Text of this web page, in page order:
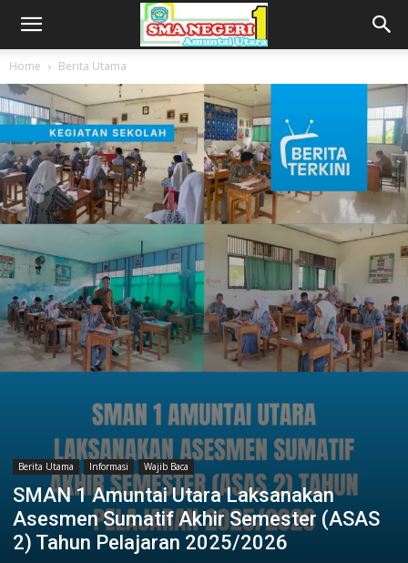
Home Berita Utama
Berita Utama Informasi Wajib Baca
SMAN 1 Amuntai Utara Laksanakan
Asesmen Sumatif Akhir Semester (ASAS
2) Tahun Pelajaran 2025/2026